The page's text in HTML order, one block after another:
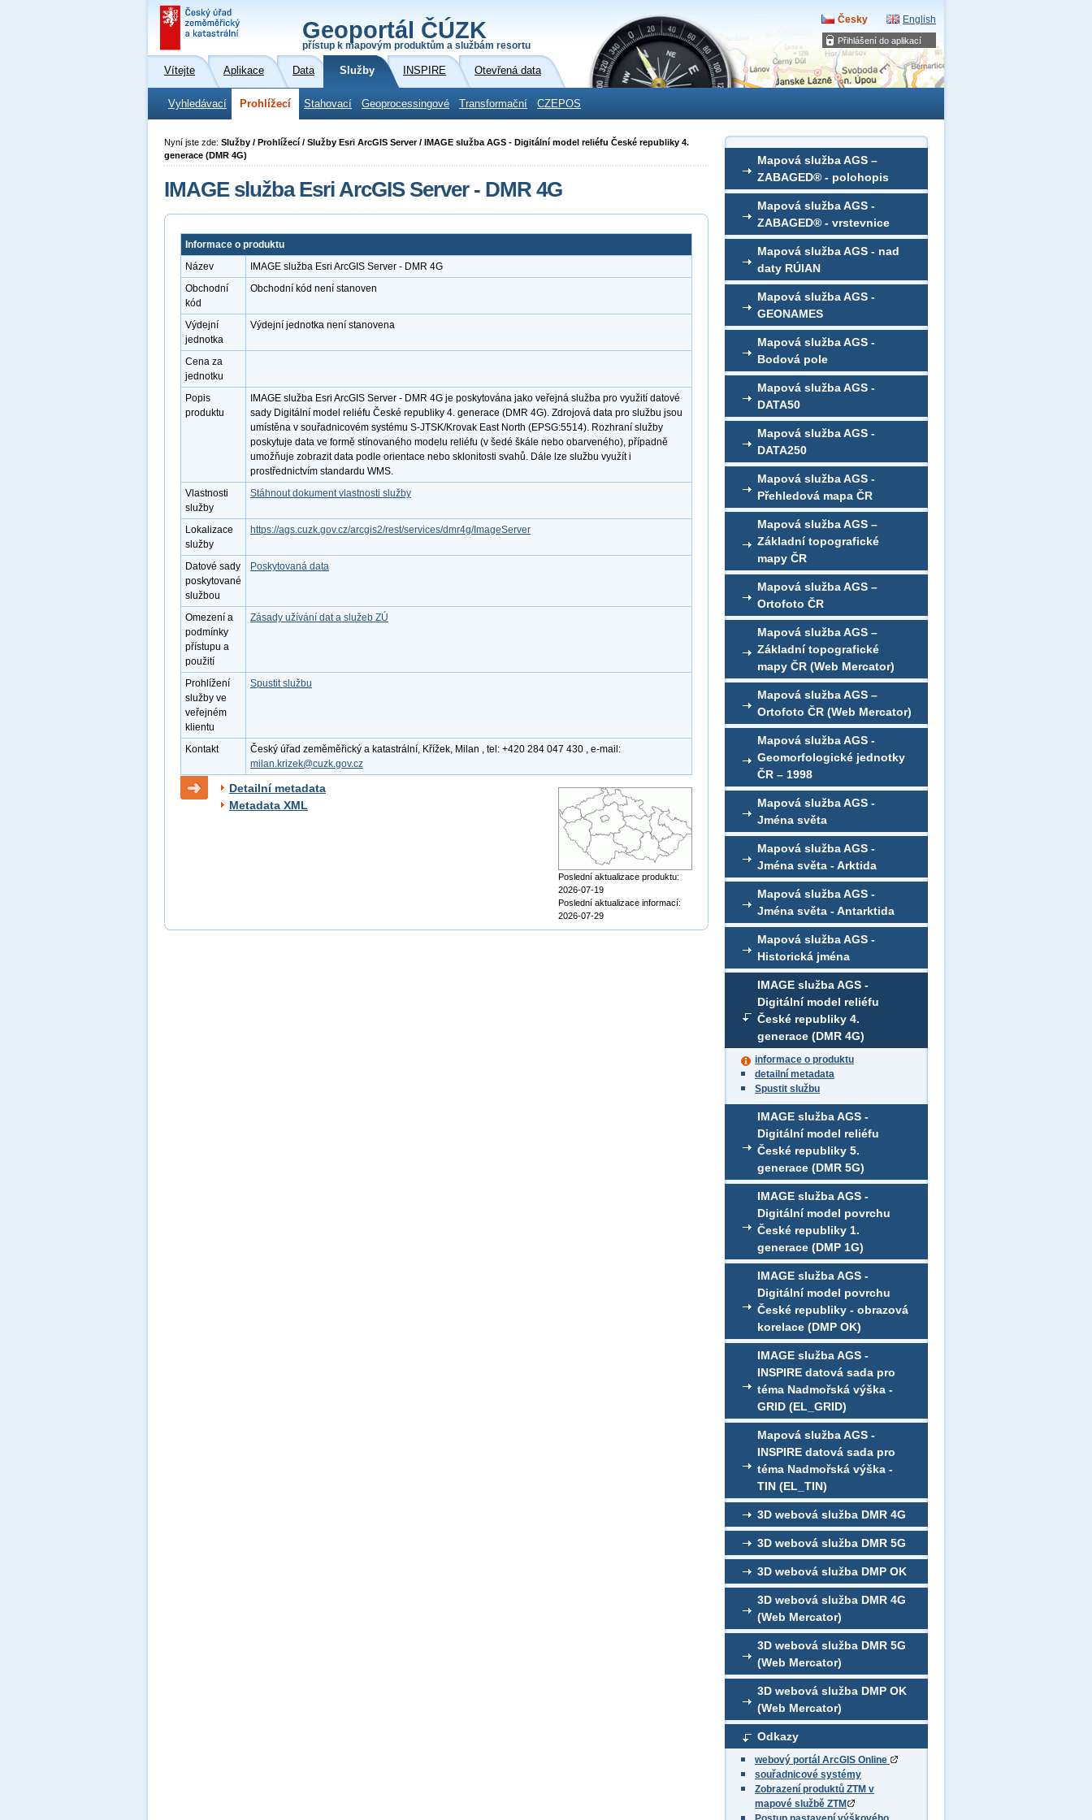
Přihlášení do aplikací
Geoportál ČÚZK
přístup k mapovým produktům a službám resortu
Česky English
Vítejte Aplikace Data Služby INSPIRE Otevřená data
Vyhledávací Prohlížecí Stahovací Geoprocessingové Transformační CZEPOS
Mapová služba AGS –
ZABAGED® - polohopis
Mapová služba AGS -
ZABAGED® - vrstevnice
Mapová služba AGS - nad
daty RÚIAN
Mapová služba AGS -
GEONAMES
Mapová služba AGS -
Bodová pole
Mapová služba AGS -
DATA50
Mapová služba AGS -
DATA250
Mapová služba AGS -
Přehledová mapa ČR
Mapová služba AGS –
Základní topografické
mapy ČR
Mapová služba AGS –
Ortofoto ČR
Mapová služba AGS –
Základní topografické
mapy ČR (Web Mercator)
Mapová služba AGS –
Ortofoto ČR (Web Mercator)
Mapová služba AGS -
Geomorfologické jednotky
ČR – 1998
Mapová služba AGS -
Jména světa
Mapová služba AGS -
Jména světa - Arktida
Mapová služba AGS -
Jména světa - Antarktida
Mapová služba AGS -
Historická jména
IMAGE služba AGS -
Digitální model reliéfu
České republiky 4.
generace (DMR 4G)
informace o produktu
detailní metadata
Spustit službu
IMAGE služba AGS -
Digitální model reliéfu
České republiky 5.
generace (DMR 5G)
IMAGE služba AGS -
Digitální model povrchu
České republiky 1.
generace (DMP 1G)
IMAGE služba AGS -
Digitální model povrchu
České republiky - obrazová
korelace (DMP OK)
IMAGE služba AGS -
INSPIRE datová sada pro
téma Nadmořská výška -
GRID (EL_GRID)
Mapová služba AGS -
INSPIRE datová sada pro
téma Nadmořská výška -
TIN (EL_TIN)
3D webová služba DMR 4G
3D webová služba DMR 5G
3D webová služba DMP OK
3D webová služba DMR 4G
(Web Mercator)
3D webová služba DMR 5G
(Web Mercator)
3D webová služba DMP OK
(Web Mercator)
Odkazy
webový portál ArcGIS Online
souřadnicové systémy
Zobrazení produktů ZTM v
mapové službě ZTM
Nyní jste zde: Služby / Prohlížecí / Služby Esri ArcGIS Server / IMAGE služba AGS - Digitální model reliéfu České republiky 4.
generace (DMR 4G)
IMAGE služba Esri ArcGIS Server - DMR 4G
Informace o produktu
Název
IMAGE služba Esri ArcGIS Server - DMR 4G
Obchodní
kód
Obchodní kód není stanoven
Výdejní
jednotka
Výdejní jednotka není stanovena
Cena za
jednotku
Popis
produktu
IMAGE služba Esri ArcGIS Server - DMR 4G je poskytována jako veřejná služba pro využití datové
sady Digitální model reliéfu České republiky 4. generace (DMR 4G). Zdrojová data pro službu jsou
umístěna v souřadnicovém systému S-JTSK/Krovak East North (EPSG:5514). Rozhraní služby
poskytuje data ve formě stínovaného modelu reliéfu (v šedé škále nebo obarveného), případně
umožňuje zobrazit data podle orientace nebo sklonitosti svahů. Dále lze službu využít i
prostřednictvím standardu WMS.
Vlastnosti
služby
Stáhnout dokument vlastnosti služby
Lokalizace
služby
https://ags.cuzk.gov.cz/arcgis2/rest/services/dmr4g/ImageServer
Datové sady
poskytované
službou
Poskytovaná data
Omezení a
podmínky
přístupu a
použití
Zásady užívání dat a služeb ZÚ
Prohlížení
služby ve
veřejném
klientu
Spustit službu
Kontakt
Český úřad zeměměřický a katastrální, Křížek, Milan , tel: +420 284 047 430 , e-mail:
milan.krizek@cuzk.gov.cz
Detailní metadata
Metadata XML
Poslední aktualizace produktu:
2026-07-19
Poslední aktualizace informací:
2026-07-29